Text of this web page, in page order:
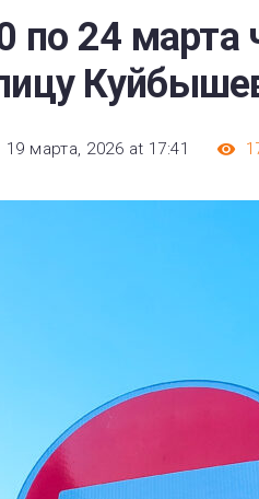
по 24 марта
19 марта, 2026 at 17:41